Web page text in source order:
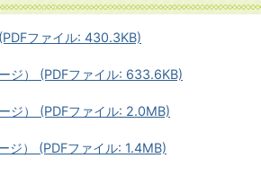
ファイル: 430.3KB)
ジ） (PDFファイル: 633.6KB)
ジ） (PDFファイル: 2.0MB)
ジ） (PDFファイル: 1.4MB)